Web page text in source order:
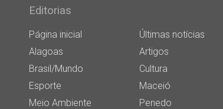
Editorias
Página inicial
Últimas notícias
Alagoas
Artigos
Brasil/Mundo
Cultura
Esporte
Maceió
Meio Ambiente
Penedo